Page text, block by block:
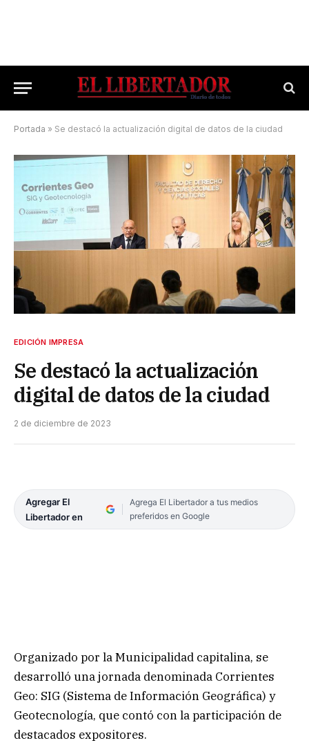
Portada » Se destacó la actualización digital de datos de la ciudad
EDICIÓN IMPRESA
Se destacó la actualización
digital de datos de la ciudad
2 de diciembre de 2023
Agregar El
Libertador en
Agrega El Libertador a tus medios
preferidos en Google
Organizado por la Municipalidad capitalina, se
desarrolló una jornada denominada Corrientes
Geo: SIG (Sistema de Información Geográfica) y
Geotecnología, que contó con la participación de
destacados expositores.